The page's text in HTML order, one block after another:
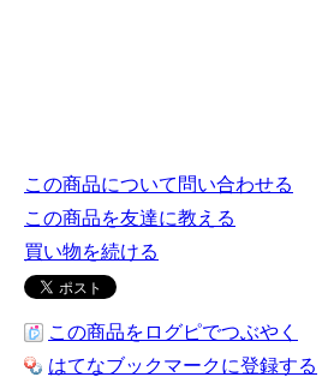
この商品について問い合わせる
この商品を友達に教える
買い物を続ける
この商品をログピでつぶやく
はてなブックマークに登録する